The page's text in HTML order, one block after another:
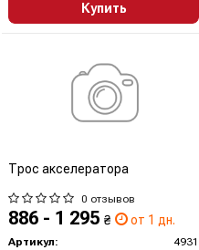
Купить
Трос акселератора
0 отзывов
886 - 1 295 ₴ от 1 дн.
Артикул:
4931